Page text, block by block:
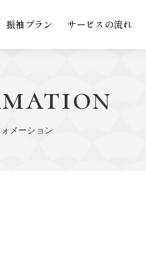
振袖プラン サービスの流れ
メーション